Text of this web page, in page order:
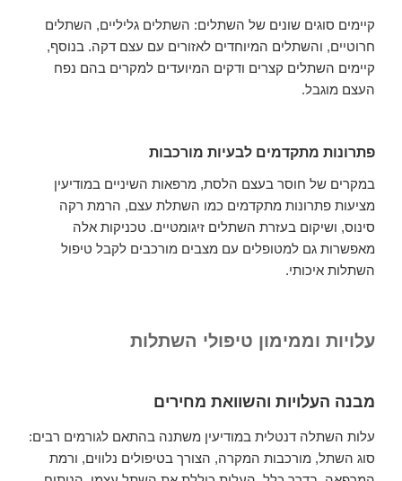
קיימים סוגים שונים של השתלים: השתלים גליליים, השתלים
חרוטיים, והשתלים המיוחדים לאזורים עם עצם דקה. בנוסף,
קיימים השתלים קצרים ודקים המיועדים למקרים בהם נפח
העצם מוגבל.
פתרונות מתקדמים לבעיות מורכבות
במקרים של חוסר בעצם הלסת, מרפאות השיניים במודיעין
מציעות פתרונות מתקדמים כמו השתלת עצם, הרמת רקה
סינוס, ושיקום בעזרת השתלים זיגומטיים. טכניקות אלה
מאפשרות גם למטופלים עם מצבים מורכבים לקבל טיפול
השתלות איכותי.
עלויות וממימון טיפולי השתלות
מבנה העלויות והשוואת מחירים
עלות השתלה דנטלית במודיעין משתנה בהתאם לגורמים רבים:
סוג השתל, מורכבות המקרה, הצורך בטיפולים נלווים, ורמת